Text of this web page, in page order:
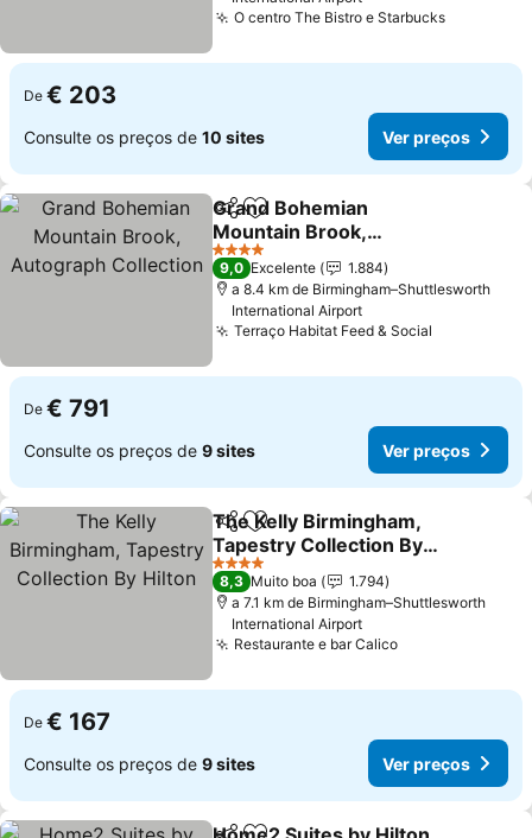
O centro The Bistro e StarbucksVer
De € 203
Consulte os preços de 10 sites Ver preços
PartilharAdicionar aos favoritos
Grand Bohemian
Mountain Brook,
Autograph Collection
Ver preços
4 Estrelas
9,0 Excelente
1.884
a 8.4 km de Birmingham–Shuttlesworth
International Airport
Terraço Habitat Feed & Social
De € 791
Consulte os preços de 9 sites Ver preços
PartilharAdicionar aos favoritos
The Kelly Birmingham,
Tapestry Collection By
Hilton
Ver preços
4 Estrelas
8,3 Muito boa
1.794
a 7.1 km de Birmingham–Shuttlesworth
International Airport
Restaurante e bar CalicoVer preços
De € 167
Consulte os preços de 9 sites Ver preços